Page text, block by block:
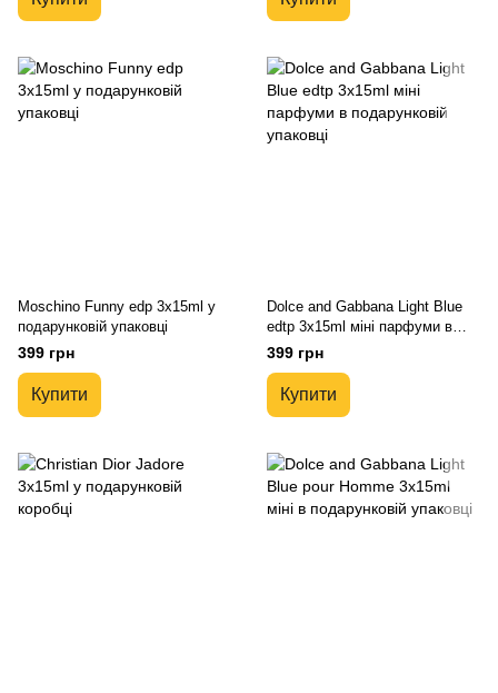
Moschino Funny edp 3x15ml у
подарунковій упаковці
399 грн
Купити
Dolce and Gabbana Light Blue
edtp 3x15ml міні парфуми в
подарунковій упаковці
399 грн
Купити